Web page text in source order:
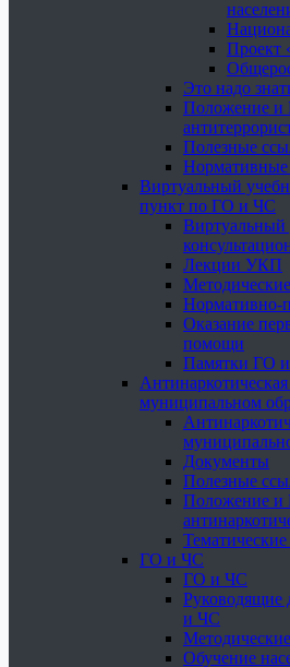
Проект
Это надо
Положение и
Полезные
Нормативные
Виртуальный
пункт по ГО и ЧС
Виртуальный
Лекции УКП
Нормативно-
Оказание
помощи
Памятки ГО
Антинаркотическая
муниципальном
Документы
Полезные
Положение и
ГО и ЧС
ГО и ЧС
Руководящие
и ЧС
Обучение